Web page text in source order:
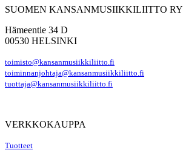
SUOMEN KANSANMUSIIKKILIITTO RY
Hämeentie 34 D
00530 HELSINKI
toimisto@kansanmusiikkiliitto.fi
toiminnanjohtaja@kansanmusiikkiliitto.fi
tuottaja@kansanmusiikkiliitto.fi
VERKKOKAUPPA
Tuotteet